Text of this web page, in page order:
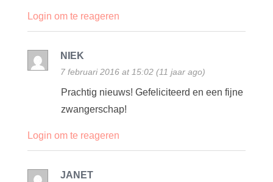
Login om te reageren
NIEK
7 februari 2016 at 15:02 (11 jaar ago)
Prachtig nieuws! Gefeliciteerd en een fijne
zwangerschap!
Login om te reageren
JANET